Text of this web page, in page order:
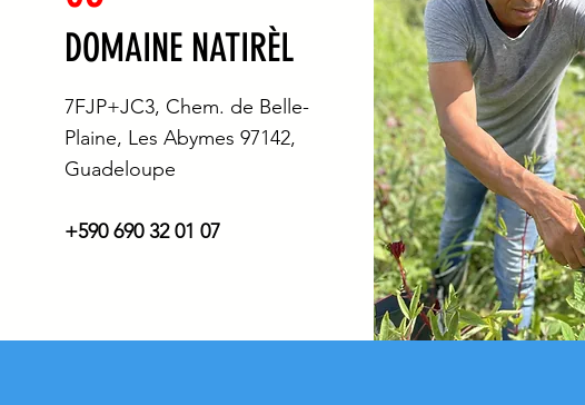
DOMAINE NATIRÈL
7FJP+JC3, Chem. de Belle-
Plaine, Les Abymes 97142,
Guadeloupe
+590 690 32 01 07